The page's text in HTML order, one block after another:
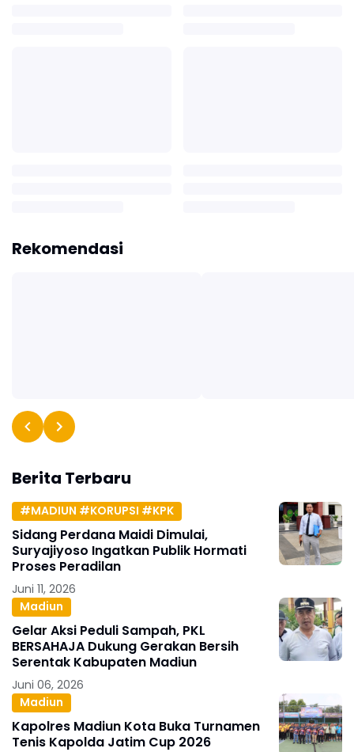
Rekomendasi
Berita Terbaru
#MADIUN #KORUPSI #KPK
Sidang Perdana Maidi Dimulai,
Suryajiyoso Ingatkan Publik Hormati
Proses Peradilan
Juni 11, 2026
Madiun
Gelar Aksi Peduli Sampah, PKL
BERSAHAJA Dukung Gerakan Bersih
Serentak Kabupaten Madiun
Juni 06, 2026
Madiun
Kapolres Madiun Kota Buka Turnamen
Tenis Kapolda Jatim Cup 2026